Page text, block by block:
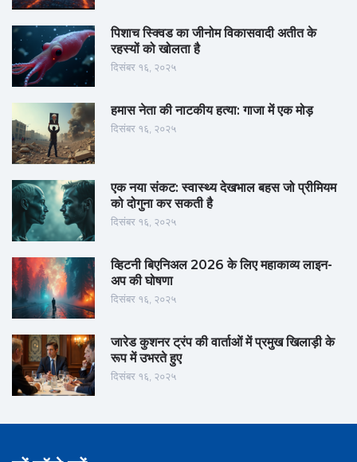
पिशाच स्क्विड का जीनोम विकासवादी अतीत के
रहस्यों को खोलता है
दिसंबर १६, २०२५
हमास नेता की नाटकीय हत्या: गाजा में एक मोड़
दिसंबर १६, २०२५
एक नया संकट: स्वास्थ्य देखभाल बहस जो प्रीमियम
को दोगुना कर सकती है
दिसंबर १६, २०२५
व्हिटनी बिएनिअल 2026 के लिए महाकाव्य लाइन-
अप की घोषणा
दिसंबर १६, २०२५
जारेड कुशनर ट्रंप की वार्ताओं में प्रमुख खिलाड़ी के
रूप में उभरते हुए
दिसंबर १६, २०२५